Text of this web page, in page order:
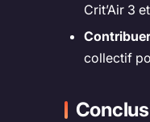
Crit’Air 3
collectif